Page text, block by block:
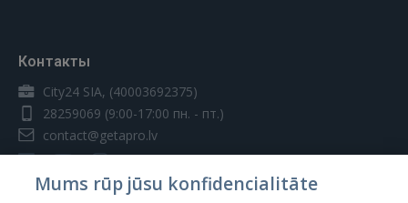
Контакты
City24 SIA, (40003692375)
28259069 (9:00-17:00 пн. - пт.)
contact@getapro.lv
Mums rūp jūsu konfidencialitāte